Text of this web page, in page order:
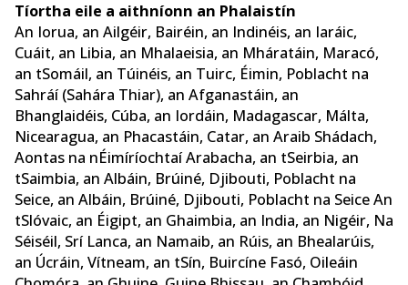
Tíortha eile a aithníonn an Phalaistín
An Iorua, an Ailgéir, Bairéin, an Indinéis, an Iaráic,
Cuáit, an Libia, an Mhalaeisia, an Mháratáin, Maracó,
an tSomáil, an Túinéis, an Tuirc, Éimin, Poblacht na
Sahráí (Sahára Thiar), an Afganastáin, an
Bhanglaidéis, Cúba, an Iordáin, Madagascar, Málta,
Nicearagua, an Phacastáin, Catar, an Araib Shádach,
Aontas na nÉimíríochtaí Arabacha, an tSeirbia, an
tSaimbia, an Albáin, Brúiné, Djibouti, Poblacht na
Seice, an Albáin, Brúiné, Djibouti, Poblacht na Seice An
tSlóvaic, an Éigipt, an Ghaimbia, an India, an Nigéir, Na
Séiséil, Srí Lanca, an Namaib, an Rúis, an Bhealarúis,
an Úcráin, Vítneam, an tSín, Buircíne Fasó, Oileáin